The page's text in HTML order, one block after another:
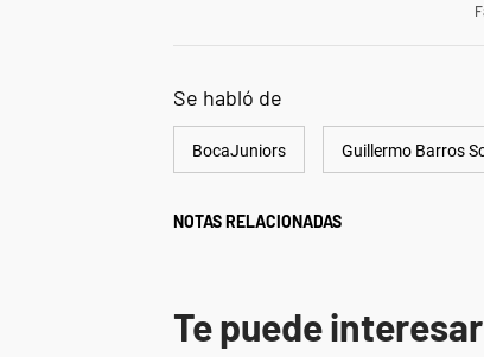
Se habló de
BocaJuniors Guillermo Barros
NOTAS RELACIONADAS
Te puede interesar